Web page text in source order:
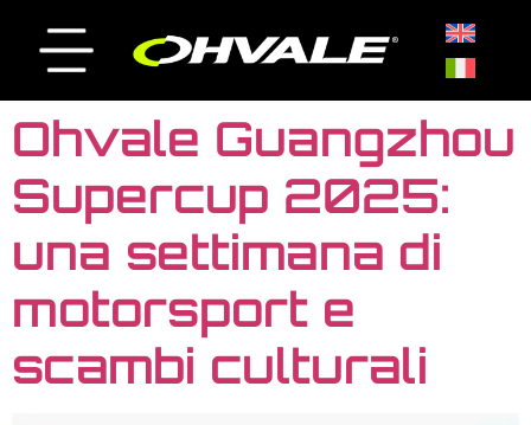
Ohvale Guangzhou
Supercup 2025:
una settimana di
motorsport e
scambi culturali